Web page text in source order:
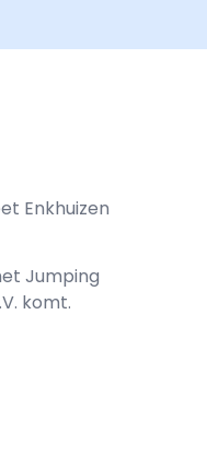
Enkhuizen
Jumping
komt.